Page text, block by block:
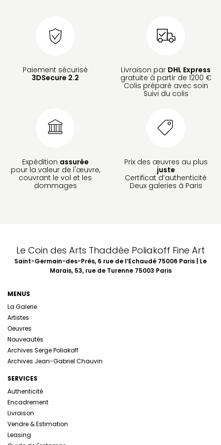
Paiement sécurisé
3DSecure 2.2
Livraison par DHL Express
gratuite à partir de 1200 €
Colis préparé avec soin
Suivi du colis
Expédition assurée
pour la valeur de l'œuvre,
couvrant le vol et les
dommages
Prix des œuvres au plus
juste
Certificat d’authenticité
Deux galeries à Paris
Le Coin des Arts Thaddée Poliakoff Fine Art
Saint-Germain-des-Prés, 6 rue de l’Echaudé 75006 Paris | Le
Marais, 53, rue de Turenne 75003 Paris
MENUS
La Galerie
Artistes
Oeuvres
Nouveautés
Archives Serge Poliakoff
Archives Jean-Gabriel Chauvin
SERVICES
Authenticité
Encadrement
Livraison
Vendre & Estimation
Leasing